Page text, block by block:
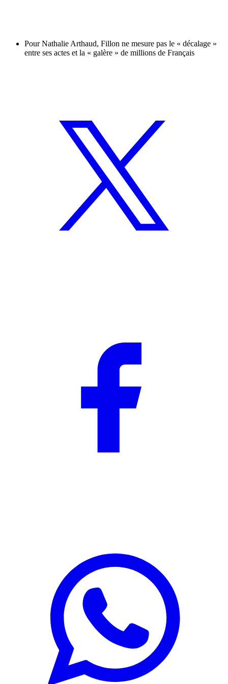
Pour Nathalie Arthaud, Fillon ne mesure pas le « décalage »
entre ses actes et la « galère » de millions de Français